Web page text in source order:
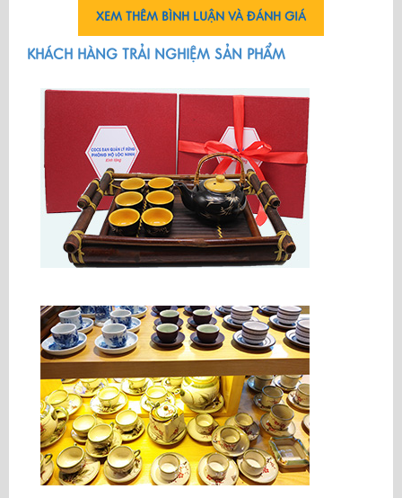
XEM THÊM BÌNH LUẬN VÀ ĐÁNH GIÁ
KHÁCH HÀNG TRẢI NGHIỆM SẢN PHẨM